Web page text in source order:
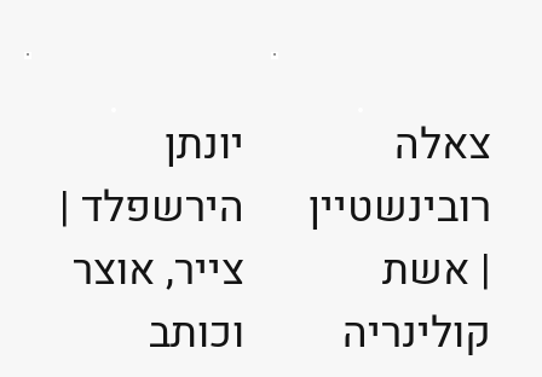
יונתן
הירשפלד |
צייר, אוצר
וכותב
צאלה
רובינשטיין
| אשת
קולינריה